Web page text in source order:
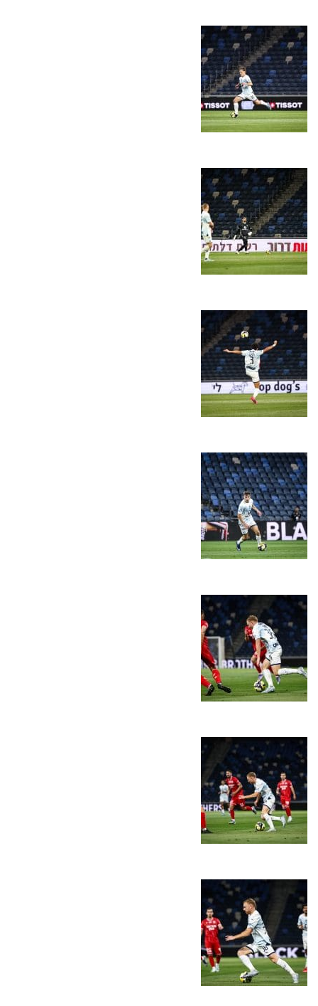
אקדמיית
הנוער